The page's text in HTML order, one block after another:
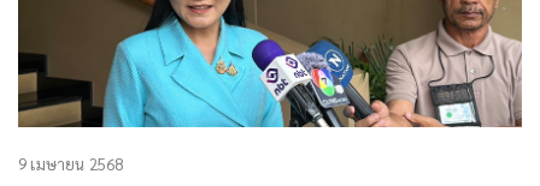
9 เมษายน 2568